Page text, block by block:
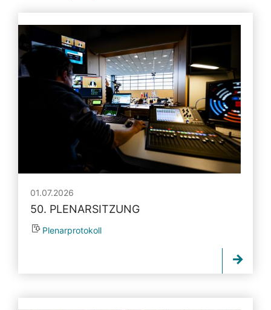
01.07.2026
50. PLENARSITZUNG
Plenarprotokoll